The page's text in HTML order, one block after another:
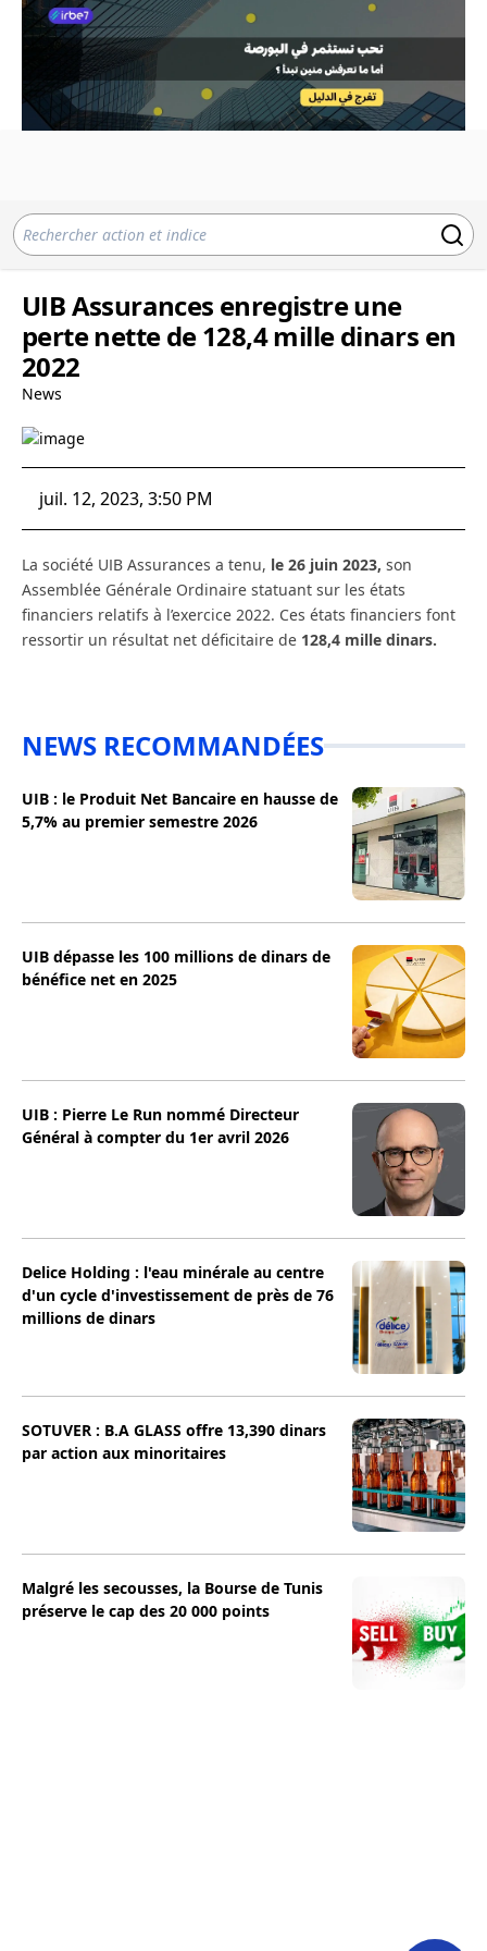
UIB Assurances enregistre une
perte nette de 128,4 mille dinars en
2022
News
juil. 12, 2023, 3:50 PM
La société UIB Assurances a tenu, le 26 juin 2023, son
Assemblée Générale Ordinaire statuant sur les états
financiers relatifs à l’exercice 2022. Ces états financiers font
ressortir un résultat net déficitaire de 128,4 mille dinars.
NEWS RECOMMANDÉES
UIB : le Produit Net Bancaire en hausse de
5,7% au premier semestre 2026
UIB dépasse les 100 millions de dinars de
bénéfice net en 2025
UIB : Pierre Le Run nommé Directeur
Général à compter du 1er avril 2026
Delice Holding : l'eau minérale au centre
d'un cycle d'investissement de près de 76
millions de dinars
SOTUVER : B.A GLASS offre 13,390 dinars
par action aux minoritaires
Malgré les secousses, la Bourse de Tunis
préserve le cap des 20 000 points